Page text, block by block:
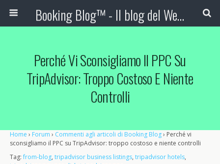
Booking Blog™ - Il blog del Web Marketing Turistico
Perché Vi Sconsigliamo Il PPC Su
TripAdvisor: Troppo Costoso E Niente
Controlli
Home › Forum › Commenti agli articoli di Booking Blog› Perché vi
sconsigliamo il PPC su TripAdvisor: troppo costoso e niente controlli
Tag:from-blog, tripadvisor business listings, tripadvisor hotels,